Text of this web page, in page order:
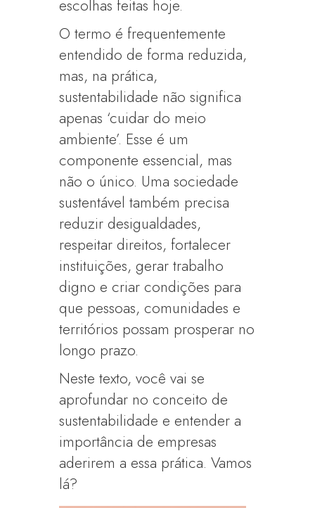
escolhas feitas hoje.
O termo é frequentemente
entendido de forma reduzida,
mas, na prática,
sustentabilidade não significa
apenas ‘cuidar do meio
ambiente’. Esse é um
componente essencial, mas
não o único. Uma sociedade
sustentável também precisa
reduzir desigualdades,
respeitar direitos, fortalecer
instituições, gerar trabalho
digno e criar condições para
que pessoas, comunidades e
territórios possam prosperar no
longo prazo.
Neste texto, você vai se
aprofundar no conceito de
sustentabilidade e entender a
importância de empresas
aderirem a essa prática. Vamos
lá?